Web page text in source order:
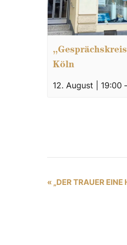
Köln
12. August | 19:00
V
« „DER TRAUER